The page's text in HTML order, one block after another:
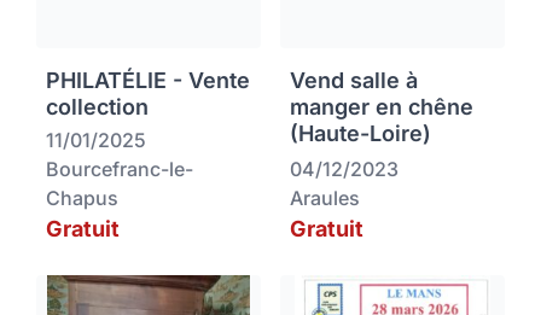
PHILATÉLIE - Vente
collection
11/01/2025
Bourcefranc-le-
Chapus
Gratuit
Vend salle à
manger en chêne
(Haute-Loire)
04/12/2023
Araules
Gratuit